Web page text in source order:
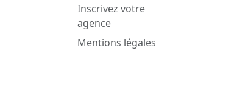
Inscrivez votre
agence
Mentions légales